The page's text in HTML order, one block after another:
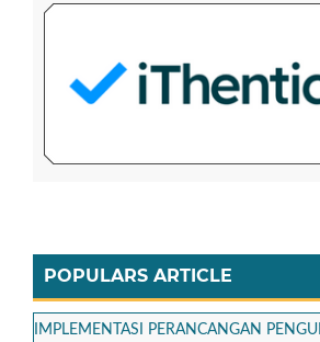
POPULARS ARTICLE
IMPLEMENTASI PERANCANGAN